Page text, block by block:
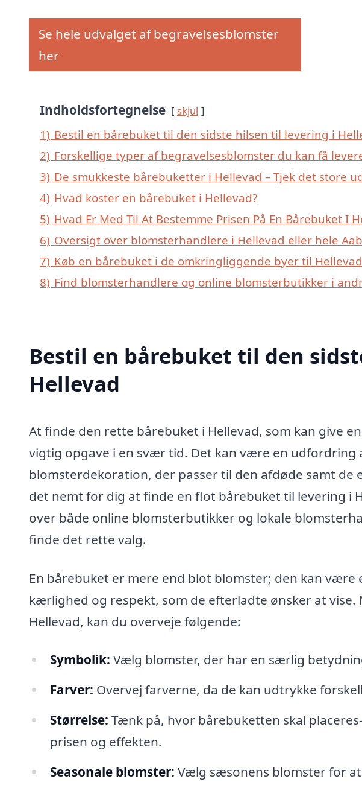
Se hele udvalget af begravelsesblomster
her
Indholdsfortegnelse skjul
1) Bestil en bårebuket til den sidste hilsen til levering i
2) Forskellige typer af begravelsesblomster du kan få
3) De smukkeste bårebuketter i Hellevad – Tjek det store
4) Hvad koster en bårebuket i Hellevad?
5) Hvad Er Med Til At Bestemme Prisen På En Bårebuket I
6) Oversigt over blomsterhandlere i Hellevad eller hele
7) Køb en bårebuket i de omkringliggende byer til Hellevad
8) Find blomsterhandlere og online blomsterbutikker i
Bestil en bårebuket til den
Hellevad
At finde den rette bårebuket i Hellevad, som kan give
vigtig opgave i en svær tid. Det kan være en
blomsterdekoration, der passer til den afdøde samt de
det nemt for dig at finde en flot bårebuket til levering i
over både online blomsterbutikker og lokale
finde det rette valg.
En bårebuket er mere end blot blomster; den kan
kærlighed og respekt, som de efterladte ønsker at
Hellevad, kan du overveje følgende:
Symbolik: Vælg blomster, der har en særlig
Farver: Overvej farverne, da de kan udtrykke
Størrelse: Tænk på, hvor bårebuketten skal
prisen og effekten.
Seasonale blomster: Vælg sæsonens blomster for